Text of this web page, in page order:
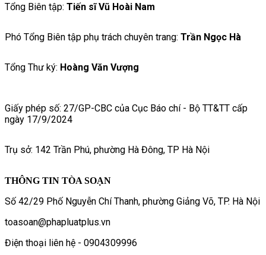
Tổng Biên tập: Tiến sĩ Vũ Hoài Nam
Phó Tổng Biên tập phụ trách chuyên trang: Trần Ngọc Hà
Tổng Thư ký: Hoàng Văn Vượng
Giấy phép số: 27/GP-CBC của Cục Báo chí - Bộ TT&TT cấp
ngày 17/9/2024
Trụ sở: 142 Trần Phú, phường Hà Đông, TP Hà Nội
THÔNG TIN TÒA SOẠN
Số 42/29 Phố Nguyễn Chí Thanh, phường Giảng Võ, TP. Hà Nội
toasoan@phapluatplus.vn
Điện thoại liên hệ - 0904309996